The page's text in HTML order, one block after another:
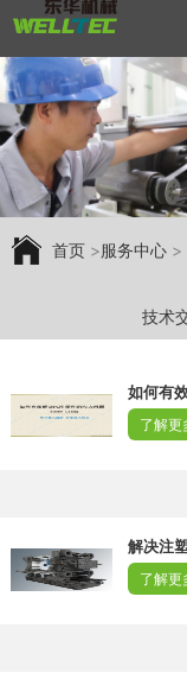
首页>服务中心>
技术
如何有
了解更
解决注
了解更